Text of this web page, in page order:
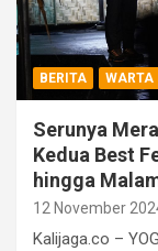
BERITA WARTA
Serunya
Kedua Best
hingga
12 November
Kalijaga.co –